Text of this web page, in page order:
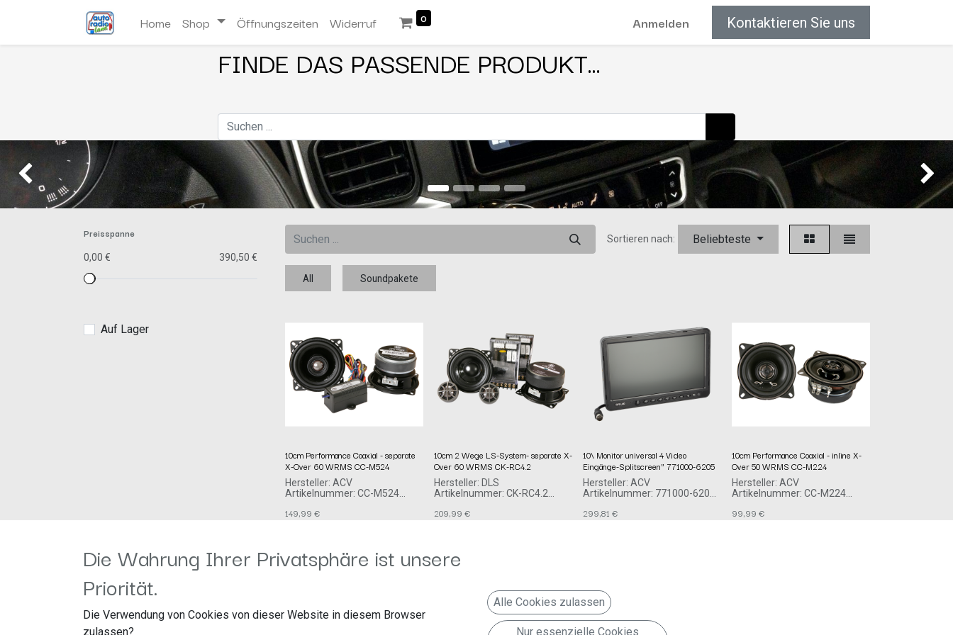
Home Shop Öffnungszeiten Widerruf 0 Anmelden Kontaktieren Sie uns
FINDE DAS PASSENDE PRODUKT...
Zurück Weiter
Preisspanne
0,00 € 390,50 €
Auf Lager
Sortieren nach: Beliebteste
All Soundpakete
10cm Performance Coaxial - separate
X-Over 60 WRMS CC-M524
Hersteller: ACV
Artikelnummer: CC-M524
Straßburger Allee 10-12
149,99 €
10cm 2 Wege LS-System- separate X-
Over 60 WRMS CK-RC4.2
Hersteller: DLS
Artikelnummer: CK-RC4.2
Idrottsvägen 37B
verantwortliche Person:
acv GmbH
Baden-Württemberg
Erkelenz, Deutschland, 481812
info@acvgmbh.de
Lautsprecher System DLS
209,99 €
10\ Monitor universal 4 Video
Eingänge-Splitscreen" 771000-6205
Hersteller: ACV
Artikelnummer: 771000-6205
Straßburger Allee 10-12
299,81 €
10cm Performance Coaxial - inline X-
Over 50 WRMS CC-M224
Hersteller: ACV
Artikelnummer: CC-M224
Straßburger Allee 10-12
99,99 €
Die Wahrung Ihrer Privatsphäre ist unsere
Priorität.
Die Verwendung von Cookies von dieser Website in diesem Browser
zulassen?
Alle Cookies zulassen
Nur essenzielle Cookies